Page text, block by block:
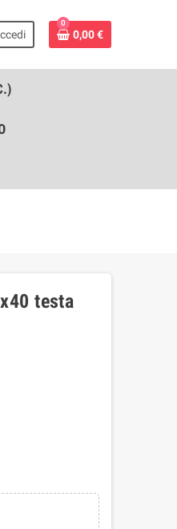
0
0,00 €
testa